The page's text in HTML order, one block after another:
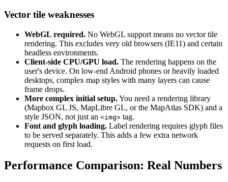
Vector tile weaknesses
WebGL required. No WebGL support means no vector tile
rendering. This excludes very old browsers (IE11) and certain
headless environments.
Client-side CPU/GPU load. The rendering happens on the
user's device. On low-end Android phones or heavily loaded
desktops, complex map styles with many layers can cause
frame drops.
More complex initial setup.You need a rendering library
(Mapbox GL JS, MapLibre GL, or the MapAtlas SDK) and a
style JSON, not just an <img> tag.
Font and glyph loading. Label rendering requires glyph files
to be served separately. This adds a few extra network
requests on first load.
Performance Comparison: Real Numbers